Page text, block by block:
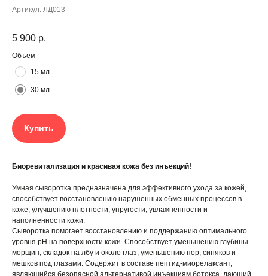
Артикул: ЛД013
5 900 р.
Объем
15 мл
30 мл
Купить
Биоревитализация и красивая кожа без инъекций!
Умная сыворотка предназначена для эффективного ухода за кожей,
способствует восстановлению нарушенных обменных процессов в
коже, улучшению плотности, упругости, увлажненности и
наполненности кожи.
Сыворотка помогает восстановлению и поддержанию оптимального
уровня pH на поверхности кожи. Способствует уменьшению глубины
морщин, складок на лбу и около глаз, уменьшению пор, синяков и
мешков под глазами. Cодержит в составе пептид-миорелаксант,